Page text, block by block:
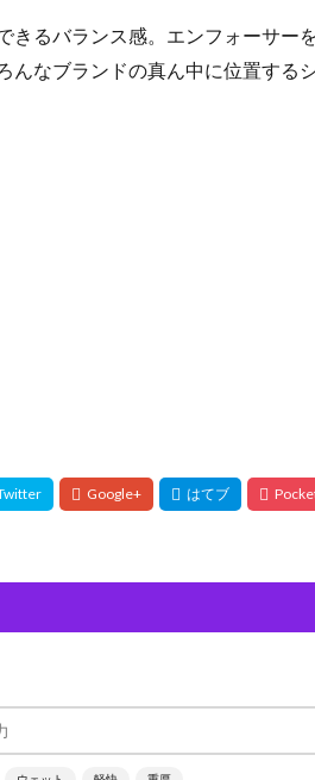
きるバランス感。エンフォーサー
んなブランドの真ん中に位置する